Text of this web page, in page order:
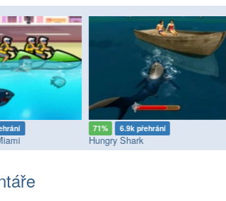
71% 6.9k přehrání
Hungry Shark